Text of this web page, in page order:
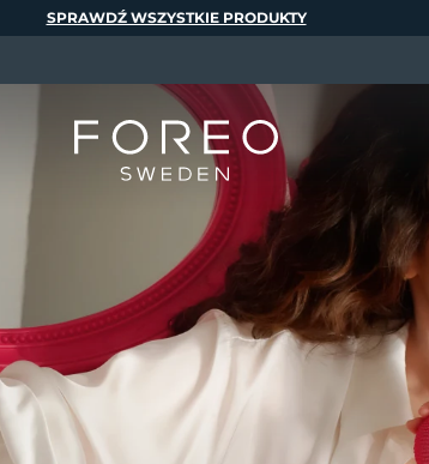
SPRAWDŹ WSZYSTKIE PRODUKTY